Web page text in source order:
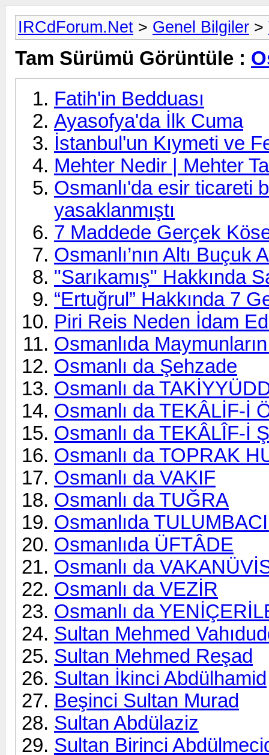
IRCdForum.Net > Genel Bilgiler >
Tam Sürümü Görüntüle :
Fatih'in Bedduası
Ayasofya'da İlk Cuma
İstanbul'un Kıymeti ve
Mehter Nedir | Mehter
Osmanlı'da esir ticareti
yasaklanmıştı
7 Maddede Gerçek
Osmanlı’nın Altı Buçuk
"Sarıkamış" Hakkında
“Ertuğrul” Hakkında 7
Piri Reis Neden İdam
Osmanlıda
Osmanlı da Şehzade
Osmanlı da
Osmanlı da TEKÂLİF-İ
Osmanlı da TEKÂLÎF-İ
Osmanlı da TOPRAK
Osmanlı da VAKIF
Osmanlı da TUĞRA
Osmanlıda
Osmanlıda ÜFTÂDE
Osmanlı da
Osmanlı da VEZİR
Osmanlı da
Sultan Mehmed
Sultan Mehmed Reşad
Sultan İkinci Abdülhamid
Beşinci Sultan Murad
Sultan Abdülaziz
Sultan Birinci